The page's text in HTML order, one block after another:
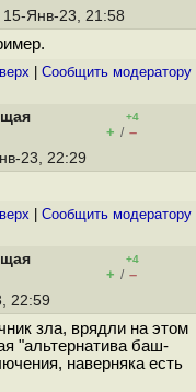
15-Янв-23, 21:58
Cообщить модератору
+4
+ / –
23, 22:29
Cообщить модератору
+4
+ / –
22:59
зла, врядли на этом
"альтернатива баш-
наверняка есть